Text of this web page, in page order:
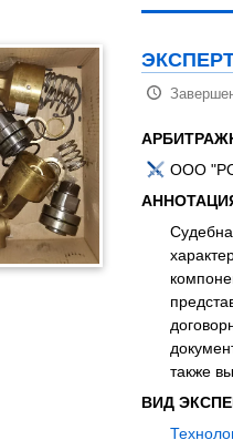
ООО
также
ВИД